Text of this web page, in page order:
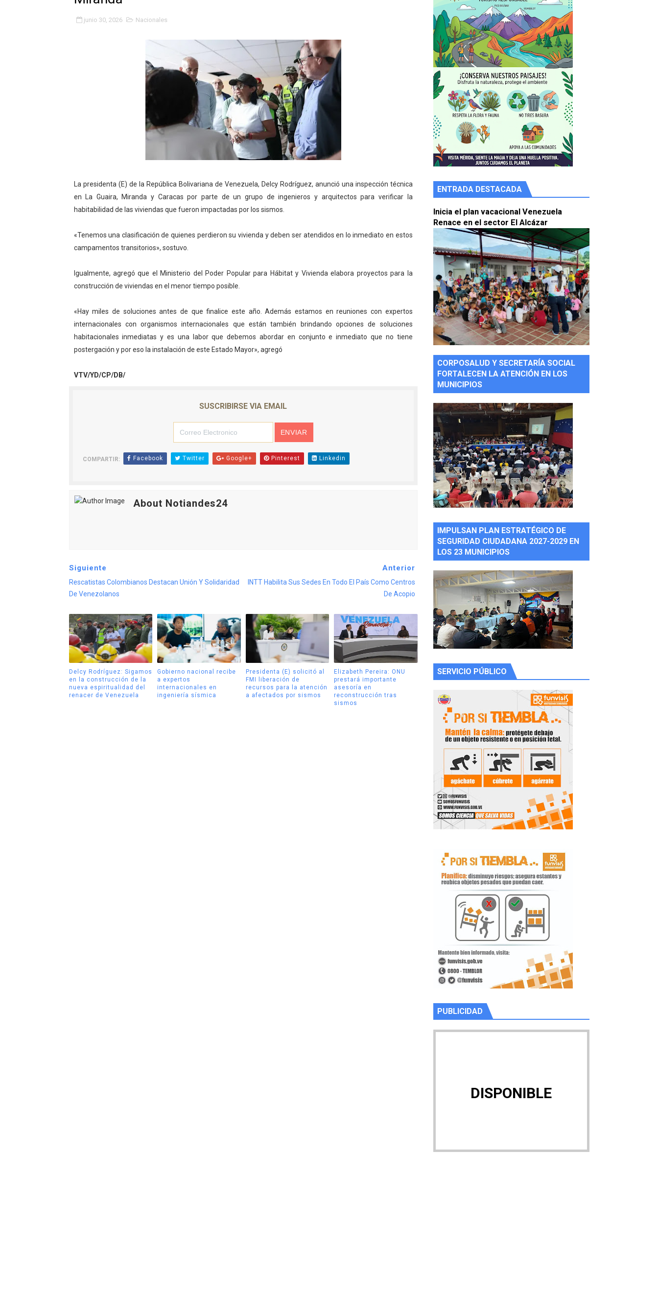
Impulsan plan estratégico de seguridad ciudadana 2027-2029 en los 23 municipios
Mérida impulsa desarrollo económico con taller de marcas y patentes
Fomficc consolida alianzas e impulsa la economía comunal en Mérida
Niños de Estudiantes de Mérida sembraron 110 árboles en su sede
Corposalud y Secretaría Social fortalecen la atención en los municipios
Entregan planta eléctrica para fortalecer la atención sanitaria en Ejido
Expertos inspeccionan espacios del OAN para la instalación del detector Cherenkov de agua
Dictan MasterClass en el marco del Encuentro LAGO Venezuela, edición Mérida
Campo Elías avanza con plan de asfaltado
Encuentro estadal fortalece la coordinación de políticas sociales en Mérida
Plan Quirúrgico Regional llega a Pueblo Llano con la activación de dos quirófanos
junio 30, 2026 Nacionales
La presidenta (E) de la República Bolivariana de Venezuela, Delcy Rodríguez, anunció una inspección técnica
en La Guaira, Miranda y Caracas por parte de un grupo de ingenieros y arquitectos para verificar la
habitabilidad de las viviendas que fueron impactadas por los sismos.
«Tenemos una clasificación de quienes perdieron su vivienda y deben ser atendidos en lo inmediato en estos
campamentos transitorios», sostuvo.
Igualmente, agregó que el Ministerio del Poder Popular para Hábitat y Vivienda elabora proyectos para la
construcción de viviendas en el menor tiempo posible.
«Hay miles de soluciones antes de que finalice este año. Además estamos en reuniones con expertos
internacionales con organismos internacionales que están también brindando opciones de soluciones
habitacionales inmediatas y es una labor que debemos abordar en conjunto e inmediato que no tiene
postergación y por eso la instalación de este Estado Mayor», agregó
VTV/YD/CP/DB/
SUSCRIBIRSE VIA EMAIL
COMPARTIR: Facebook Twitter Google+ Pinterest Linkedin
About Notiandes24
Siguiente
Rescatistas Colombianos Destacan Unión Y Solidaridad
De Venezolanos
Anterior
INTT Habilita Sus Sedes En Todo El País Como Centros
De Acopio
Delcy Rodríguez: Sigamos
en la construcción de la
nueva espiritualidad del
renacer de Venezuela
Gobierno nacional recibe
a expertos
internacionales en
ingeniería sísmica
Presidenta (E) solicitó al
FMI liberación de
recursos para la atención
a afectados por sismos
Elizabeth Pereira: ONU
prestará importante
asesoría en
reconstrucción tras
sismos
ENTRADA DESTACADA
Inicia el plan vacacional Venezuela
Renace en el sector El Alcázar
CORPOSALUD Y SECRETARÍA SOCIAL
FORTALECEN LA ATENCIÓN EN LOS
MUNICIPIOS
IMPULSAN PLAN ESTRATÉGICO DE
SEGURIDAD CIUDADANA 2027-2029 EN
LOS 23 MUNICIPIOS
SERVICIO PÚBLICO
PUBLICIDAD
DISPONIBLE